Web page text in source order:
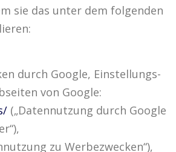
sie das unter dem folgenden
durch Google, Einstellungs-
von Google:
(„Datennutzung durch Google
zu Werbezwecken“),